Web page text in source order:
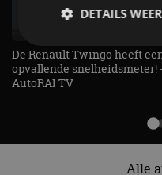
De Renault Twingo heeft
opvallende snelheidsmeter!
AutoRAI TV
Alle
DETAILS
Strikt noodzakelijke
kernfunctionaliteiten
website kan niet